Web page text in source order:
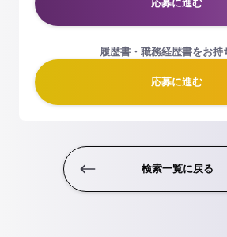
応募に進む
履歴書・職務経歴書をお持
応募に進む
検索一覧に戻る